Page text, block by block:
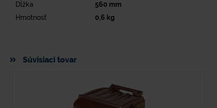
Dĺžka
560 mm
Hmotnosť
0,6 kg
Súvisiaci tovar